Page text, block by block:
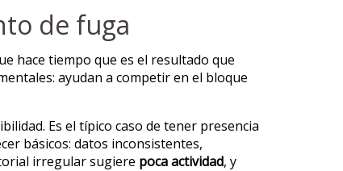
de fuga
hace tiempo que es el resultado que
ayudan a competir en el bloque
Es el típico caso de tener presencia
básicos: datos inconsistentes,
irregular sugiere poca actividad, y